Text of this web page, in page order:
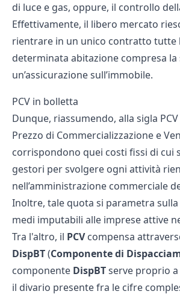
di luce e gas, oppure, il controllo
Effettivamente, il libero mercato
rientrare in un unico contratto tutte
determinata abitazione compresa
un’assicurazione sull’immobile.
PCV in bolletta
Dunque, riassumendo, alla sigla
Prezzo di Commercializzazione e
corrispondono quei costi fissi di cui
gestori per svolgere ogni attività
nell’amministrazione commerciale
Inoltre, tale quota si parametra sulla
medi imputabili alle imprese attive
Tra l'altro, il PCVcompensa
DispBT(Componente di
componente DispBTserve proprio
il divario presente fra le cifre